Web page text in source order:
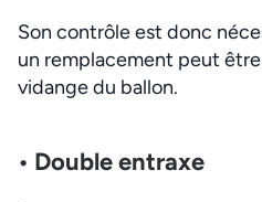
Son contrôle est donc
un remplacement peut
vidange du ballon.
• Double entraxe